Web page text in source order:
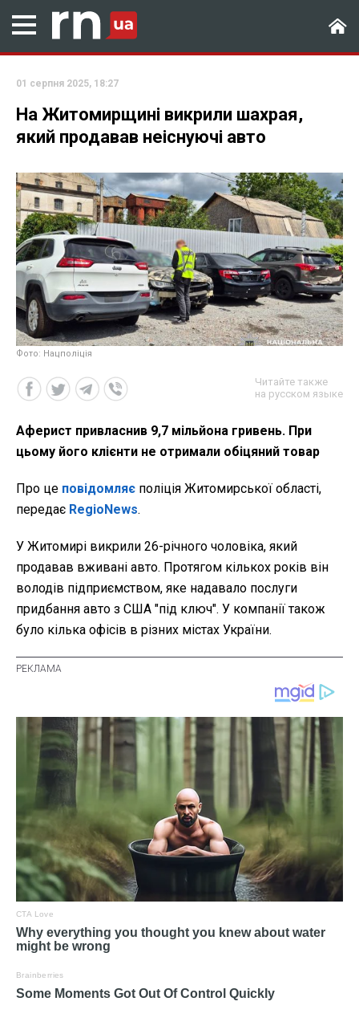
01 серпня 2025, 18:27
На Житомирщині викрили шахрая,
який продавав неіснуючі авто
Фото: Нацполіція
Читайте также
на русском языке
Аферист привласнив 9,7 мільйона гривень. При
цьому його клієнти не отримали обіцяний товар
Про це повідомляє поліція Житомирської області,
передає RegioNews.
У Житомирі викрили 26-річного чоловіка, який
продавав вживані авто. Протягом кількох років він
володів підприємством, яке надавало послуги
придбання авто з США "під ключ". У компанії також
було кілька офісів в різних містах України.